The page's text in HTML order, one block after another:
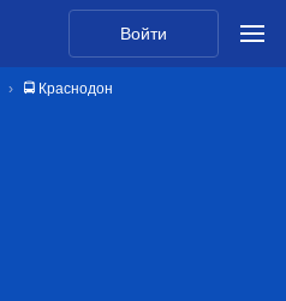
Войти
🚍 Краснодон